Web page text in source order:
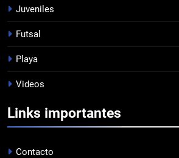
8
1
Juveniles
Futsal
Playa
Videos
Links importantes
Contacto